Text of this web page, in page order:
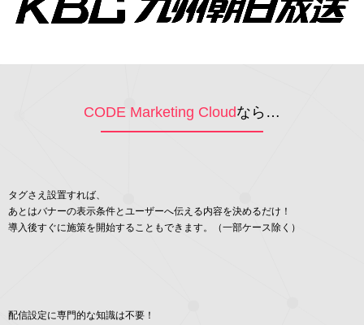
CODE Marketing Cloudなら…
タグさえ設置すれば、
あとはバナーの表示条件とユーザーへ伝える内容を決めるだけ！
導入後すぐに施策を開始することもできます。（一部ケース除く）
配信設定に専門的な知識は不要！